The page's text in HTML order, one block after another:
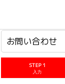
お問い合わせ
STEP 1
入力